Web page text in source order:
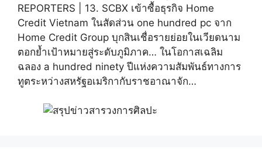
REPORTERS | 13. SCBX เข้าซื้อธุรกิจ Home
Credit Vietnam ในสัดส่วน one hundred pc จาก
Home Credit Group บุกสินเชื่อรายย่อยในเวียดนาม
ตอกย้ำเป้าหมายสู่ระดับภูมิภาค… ในโอกาสเฉลิม
ฉลอง a hundred ninety ปีแห่งความสัมพันธ์ทางการ
ทูตระหว่างสหรัฐอเมริกากับราชอาณาจัก…